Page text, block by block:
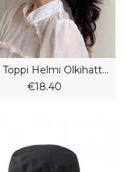
Tyhjä Toppi Helmi Olkihattu Naisten Pitsihattu Merenranta Ranta Aurinkohattu Uusi Kansi Kasvot
€18.40